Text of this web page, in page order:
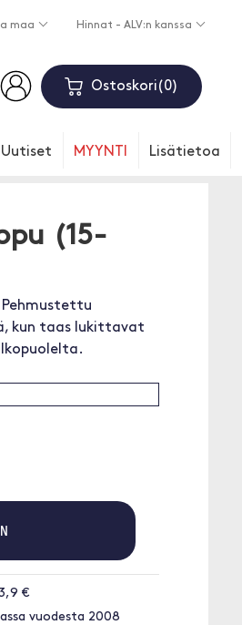
maa Hinnat - ALV:n kanssa
Ostoskori 0
Uutiset MYYNTI Lisätietoa
(15-
kun taas lukittavat
€
vuodesta 2008